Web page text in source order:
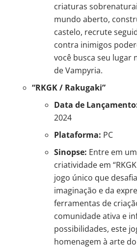
criaturas
mundo aberto,
castelo, recrute
contra inimigos
você busca seu lugar
de Vampyria.
“RKGK / Rakugaki”
Data de
2024
Plataforma: PC
Sinopse: Entre em
criatividade em
jogo único que
imaginação e da
ferramentas de
comunidade ativa e
possibilidades, este
homenagem à arte